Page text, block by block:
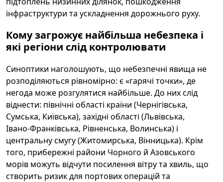
інфраструктури та ускладнення дорожнього руху.
Кому загрожує найбільша небезпека і
які регіони слід контролювати
Синоптики наголошують, що небезпечні явища не
розподіляються рівномірно: є «гарячі точки», де
негода може розгулятися найбільше. До них слід
віднести: північні області країни (Чернігівська,
Сумська, Київська), західні області (Львівська,
Івано‑Франківська, Рівненська, Волинська) і
центральну смугу (Житомирська, Вінницька). Крім
того, прибережні райони Чорного й Азовського
морів можуть відчути посилення вітру та хвиль, що
створить ризик для портових операцій та